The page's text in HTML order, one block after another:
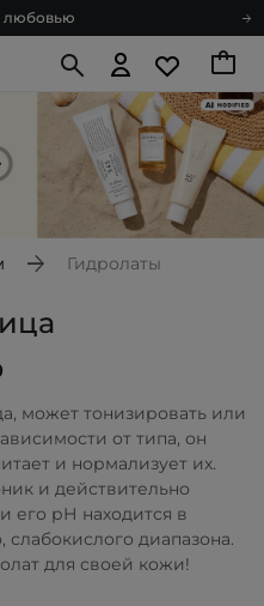
любовью
карты
любовью
Гидролаты
может тонизировать или
от типа, он
и нормализует их.
и действительно
его рН находится в
диапазона.
для своей кожи!